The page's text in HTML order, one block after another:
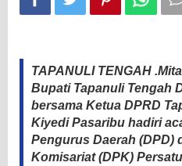
DPK
TAPANULI TENGAH
Bupati Tapanuli Tengah
bersama Ketua DPRD
Kiyedi Pasaribu hadiri
Pengurus Daerah (DPD)
Komisariat (DPK)